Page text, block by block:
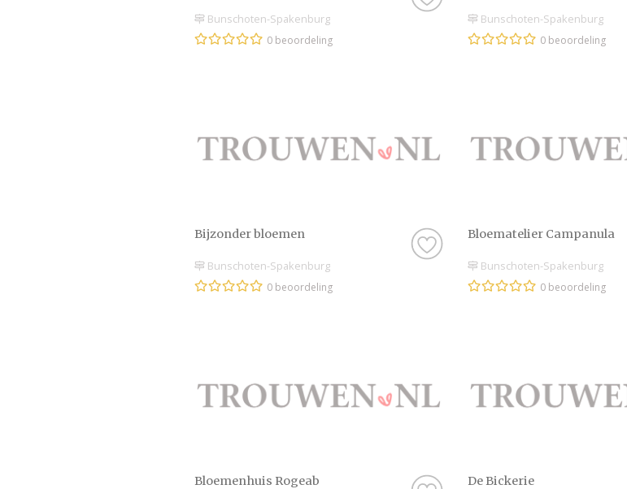
Bunschoten-Spakenburg
0 beoordeling
Bunschoten-Spakenburg
0 beoordeling
Bijzonder bloemen
Bunschoten-Spakenburg
0 beoordeling
Bloematelier Campanula
Bunschoten-Spakenburg
0 beoordeling
Bloemenhuis Rogeab De Bickerie